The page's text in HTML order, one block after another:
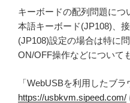
キーボードの配列問題につ
本語キーボード(JP108)、
(JP108)設定の場合は特に
ON/OFF操作などについて
「WebUSBを利用したブ
https://usbkvm.sipeed.com/